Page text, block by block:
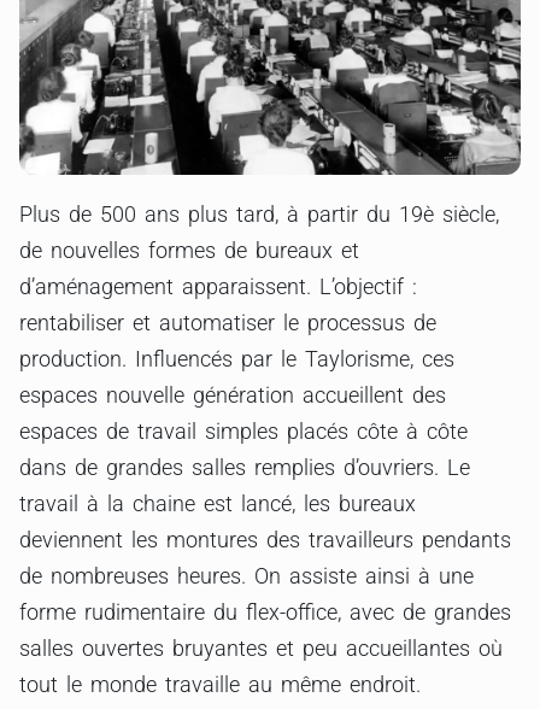
Plus de 500 ans plus tard, à partir du 19è siècle,
de nouvelles formes de bureaux et
d’aménagement apparaissent. L’objectif :
rentabiliser et automatiser le processus de
production. Influencés par le Taylorisme, ces
espaces nouvelle génération accueillent des
espaces de travail simples placés côte à côte
dans de grandes salles remplies d’ouvriers. Le
travail à la chaine est lancé, les bureaux
deviennent les montures des travailleurs pendants
de nombreuses heures. On assiste ainsi à une
forme rudimentaire du flex-office, avec de grandes
salles ouvertes bruyantes et peu accueillantes où
tout le monde travaille au même endroit.